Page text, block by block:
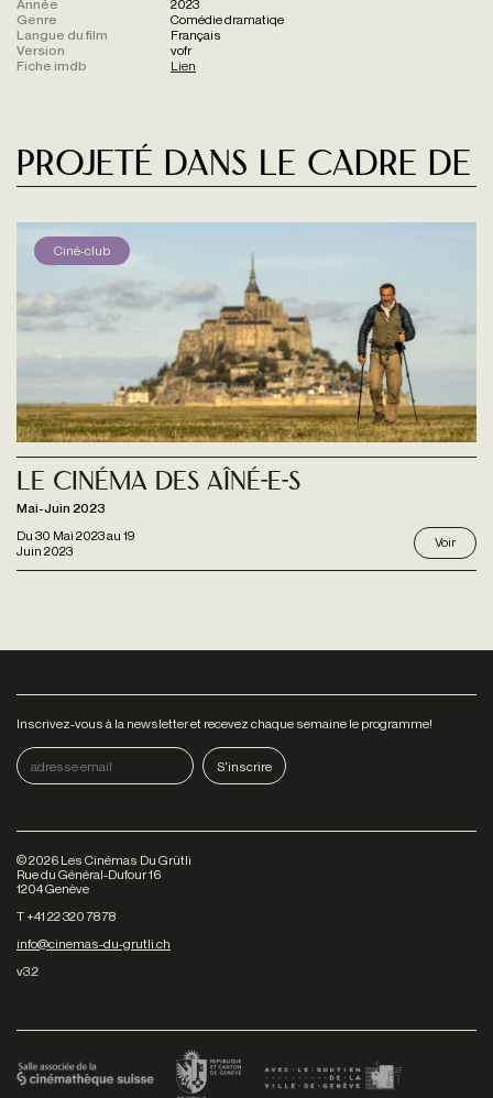
Année
2023
Genre
Comédie dramatiqe
Langue du film
Français
Version
vofr
Fiche imdb
Lien
Projeté dans le cadre de
Ciné-club
Du 30 Mai 2023au 19
Juin 2023
Le Cinéma des Aîné-e-s
Mai-Juin 2023
Voir
Inscrivez-vous à la newsletter et recevez chaque semaine le programme!
©2026 Les Cinémas Du Grütli
Rue du Général-Dufour 16
1204 Genève
T +41 22 320 78 78
info@cinemas-du-grutli.ch
v3.2